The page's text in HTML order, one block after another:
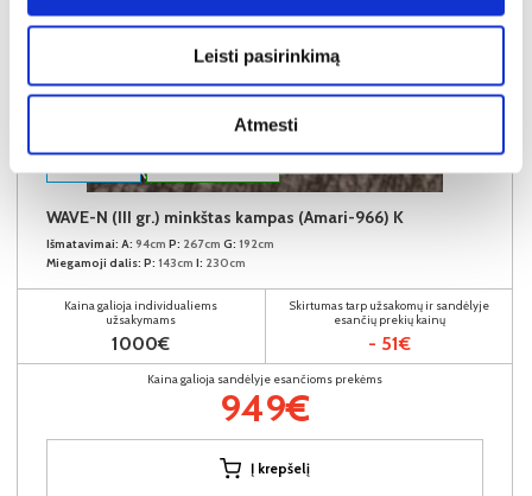
Leisti pasirinkimą
Atmesti
WAVE-N (III gr.) minkštas kampas (Amari-966) K
Išmatavimai: A: 94cm P: 267cm G: 192cm
Miegamoji dalis: P: 143cm I: 230cm
Kaina galioja individualiems
užsakymams
1000€
Skirtumas tarp užsakomų ir sandėlyje
esančių prekių kainų
- 51€
Kaina galioja sandėlyje esančioms prekėms
949€
Į krepšelį